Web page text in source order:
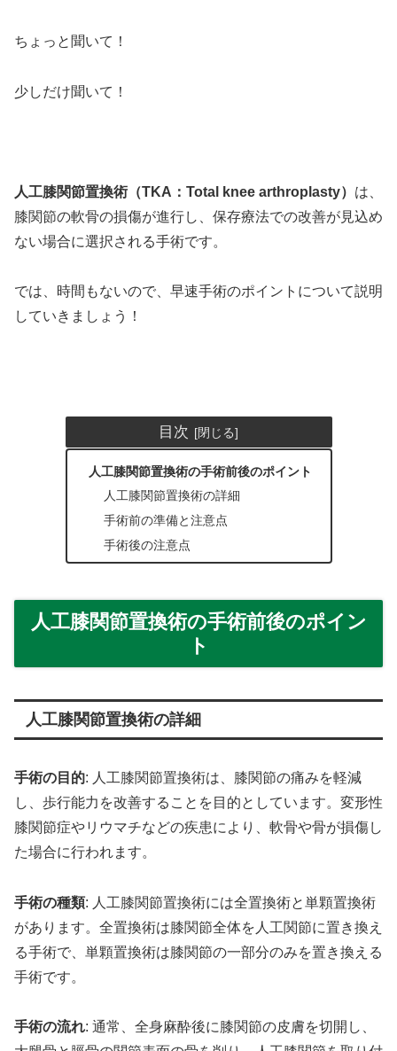
ちょっと聞いて！
少しだけ聞いて！
人工膝関節置換術（TKA：Total knee arthroplasty） は、
膝関節の軟骨の損傷が進行し、保存療法での改善が見込め
ない場合に選択される手術です。
では、時間もないので、早速手術のポイントについて説明
していきましょう！
目次
人工膝関節置換術の手術前後のポイント
人工膝関節置換術の詳細
手術前の準備と注意点
手術後の注意点
人工膝関節置換術の手術前後のポイン
ト
人工膝関節置換術の詳細
手術の目的: 人工膝関節置換術は、膝関節の痛みを軽減
し、歩行能力を改善することを目的としています。変形性
膝関節症やリウマチなどの疾患により、軟骨や骨が損傷し
た場合に行われます。
手術の種類: 人工膝関節置換術には全置換術と単顆置換術
があります。全置換術は膝関節全体を人工関節に置き換え
る手術で、単顆置換術は膝関節の一部分のみを置き換える
手術です。
手術の流れ: 通常、全身麻酔後に膝関節の皮膚を切開し、